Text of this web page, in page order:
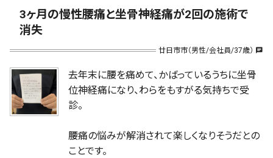
3ヶ月の慢性腰痛と坐骨神経痛が2回の施術で
消失
廿日市市（男性/会社員/37歳） chat
去年末に腰を痛めて、かばっているうちに坐骨
位神経痛になり、わらをもすがる気持ちで受
診。
腰痛の悩みが解消されて楽しくなりそうだとの
ことです。